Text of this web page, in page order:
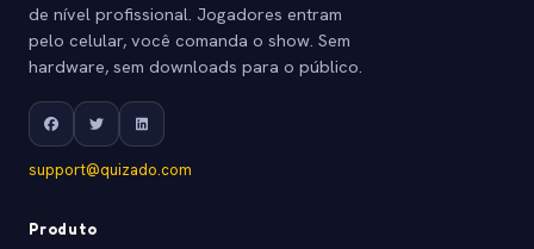
de nível profissional. Jogadores entram
pelo celular, você comanda o show. Sem
hardware, sem downloads para o público.
support@quizado.com
Produto